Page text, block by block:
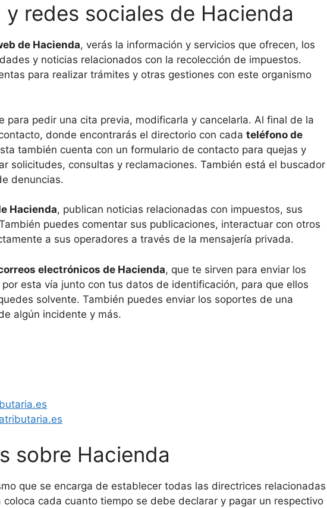
y redes sociales de Hacienda
de Hacienda, verás la información y servicios que ofrecen, los
y noticias relacionados con la recolección de impuestos.
para realizar trámites y otras gestiones con este organismo
para pedir una cita previa, modificarla y cancelarla. Al final de la
donde encontrarás el directorio con cada teléfono de
también cuenta con un formulario de contacto para quejas y
solicitudes, consultas y reclamaciones. También está el buscador
denuncias.
Hacienda, publican noticias relacionadas con impuestos, sus
puedes comentar sus publicaciones, interactuar con otros
a sus operadores a través de la mensajería privada.
electrónicos de Hacienda, que te sirven para enviar los
esta vía junto con tus datos de identificación, para que ellos
solvente. También puedes enviar los soportes de una
algún incidente y más.
sobre Hacienda
que se encarga de establecer todas las directrices relacionadas
coloca cada cuanto tiempo se debe declarar y pagar un respectivo